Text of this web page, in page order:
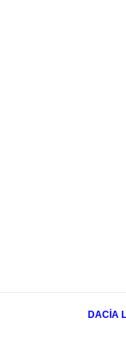
DACİA